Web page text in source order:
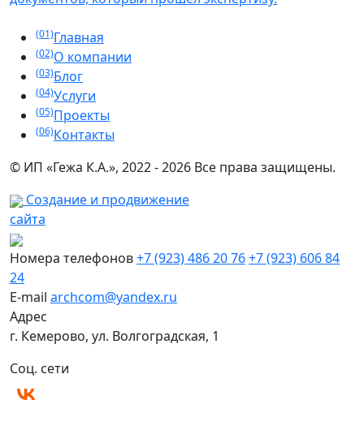
(01)Главная
(02)О компании
(03)Блог
(04)Услуги
(05)Проекты
(06)Контакты
© ИП «Гежа К.А.», 2022 - 2026 Все права защищены.
Создание и продвижение
сайта
Номера телефонов+7 (923) 486 20 76+7 (923) 606 84
24
E-mail archcom@yandex.ru
Адрес
г. Кемерово, ул. Волгоградская, 1
Соц. сети